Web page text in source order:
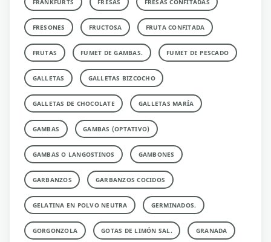
FRESONES FRUCTOSA FRUTA CONFITADA
FRUTAS FUMET DE GAMBAS. FUMET DE PESCADO
GALLETAS GALLETAS BIZCOCHO
GALLETAS DE CHOCOLATE GALLETAS MARÍA
GAMBAS GAMBAS (OPTATIVO)
GAMBAS O LANGOSTINOS GAMBONES
GARBANZOS GARBANZOS COCIDOS
GELATINA EN POLVO NEUTRA GERMINADOS.
GORGONZOLA GOTAS DE LIMÓN SAL. GRANADA